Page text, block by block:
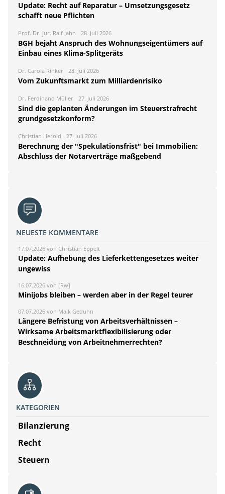
Update: Recht auf Reparatur – Umsetzungsgesetz
schafft neue Pflichten
Prof. Dr. jur. Ralf Jahn 28. Juli 2026
BGH bejaht Anspruch des Wohnungseigentümers auf
Einbau eines Klima-Splitgeräts
Dr. Carola Rinker 28. Juli 2026
Vom Zukunftsmarkt zum Milliardenrisiko
Dr. Ferdinand Müller 27. Juli 2026
Sind die geplanten Änderungen im Steuerstrafrecht
grundgesetzkonform?
Christian Herold 27. Juli 2026
Berechnung der "Spekulationsfrist" bei Immobilien:
Abschluss der Notarverträge maßgebend
NEUESTE KOMMENTARE
17.07.2026 von Christian Eppelt
Update: Aufhebung des Lieferkettengesetzes weiter
ungewiss
16.07.2026 von [Rw]
Minijobs bleiben – werden aber in der Regel teurer
07.07.2026 von Maik Geduhn
Längere Befristung von Arbeitsverhältnissen –
Wirksame Arbeitsmarktflexibilisierung oder
Beschneidung von Arbeitnehmerrechten?
KATEGORIEN
Bilanzierung
Recht
Steuern